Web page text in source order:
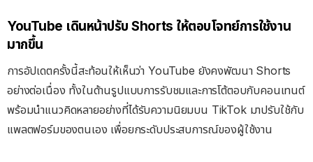
YouTube เดินหน้าปรับ Shorts ให้ตอบโจทย์การใช้งาน
มากขึ้น
การอัปเดตครั้งนี้สะท้อนให้เห็นว่า YouTube ยังคงพัฒนา Shorts
อย่างต่อเนื่อง ทั้งในด้านรูปแบบการรับชมและการโต้ตอบกับคอนเทนต์
พร้อมนำแนวคิดหลายอย่างที่ได้รับความนิยมบน TikTok มาปรับใช้กับ
แพลตฟอร์มของตนเอง เพื่อยกระดับประสบการณ์ของผู้ใช้งาน